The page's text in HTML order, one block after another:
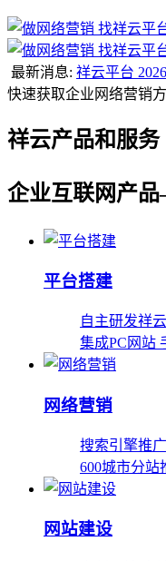
最新消息: 祥云平台
快速获取企业网络营销
祥云产品和服务
企业互联网产
平台搭建
自主研发祥
集成PC网站
网络营销
搜索引擎推
600城市分站
网站建设